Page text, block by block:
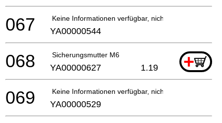
Keine Informationen verfügbar, nicht bestellbar
067 YA00000544
Sicherungsmutter M6 +
068 YA00000627 1.19
Keine Informationen verfügbar, nicht bestellbar
069 YA00000529